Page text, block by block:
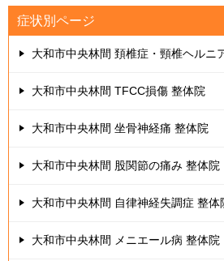
症状別ページ
大和市中央林間 頚椎症・頸椎ヘルニ
大和市中央林間 TFCC損傷 整体院
大和市中央林間 坐骨神経痛 整体院
大和市中央林間 股関節の痛み 整体院
大和市中央林間 自律神経失調症 整体
大和市中央林間 メニエール病 整体院